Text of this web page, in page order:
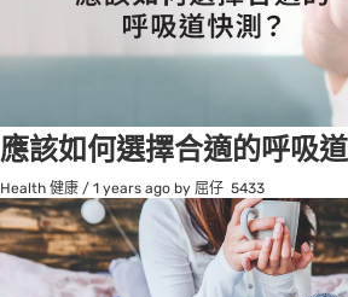
應該如何選擇合適的呼吸
Health 健康 / 1 years ago by 屈仔 5433